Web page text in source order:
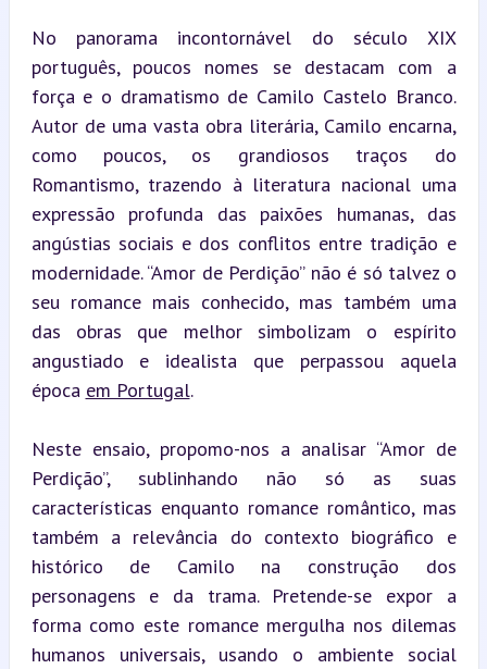
No panorama incontornável do século XIX
português, poucos nomes se destacam com a
força e o dramatismo de Camilo Castelo Branco.
Autor de uma vasta obra literária, Camilo encarna,
como poucos, os grandiosos traços do
Romantismo, trazendo à literatura nacional uma
expressão profunda das paixões humanas, das
angústias sociais e dos conflitos entre tradição e
modernidade. “Amor de Perdição” não é só talvez o
seu romance mais conhecido, mas também uma
das obras que melhor simbolizam o espírito
angustiado e idealista que perpassou aquela
época em Portugal.
Neste ensaio, propomo-nos a analisar “Amor de
Perdição”, sublinhando não só as suas
características enquanto romance romântico, mas
também a relevância do contexto biográfico e
histórico de Camilo na construção dos
personagens e da trama. Pretende-se expor a
forma como este romance mergulha nos dilemas
humanos universais, usando o ambiente social